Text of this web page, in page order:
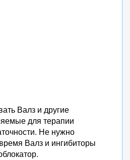
Валз и другие
для терапии
Не нужно
Валз и ингибиторы